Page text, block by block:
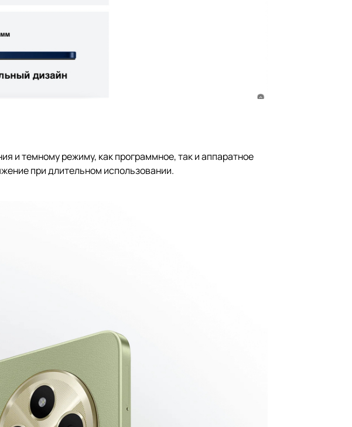
и темному режиму, как программное, так и аппаратное
при длительном использовании.